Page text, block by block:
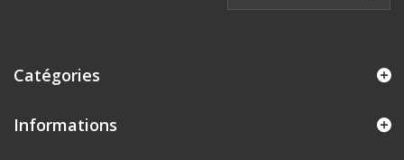
Catégories
Informations